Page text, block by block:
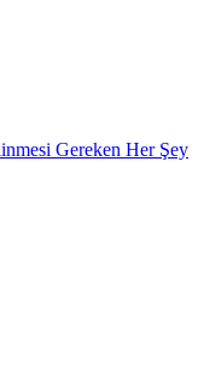
Gereken Her Şey